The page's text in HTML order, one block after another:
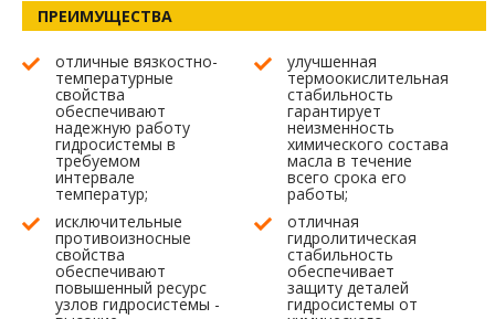
ПРЕИМУЩЕСТВА
отличные вязкостно-
температурные
свойства
обеспечивают
надежную работу
гидросистемы в
требуемом
интервале
температур;
улучшенная
термоокислительная
стабильность
гарантирует
неизменность
химического состава
масла в течение
всего срока его
работы;
исключительные
противоизносные
свойства
обеспечивают
повышенный ресурс
узлов гидросистемы -
отличная
гидролитическая
стабильность
обеспечивает
защиту деталей
гидросистемы от